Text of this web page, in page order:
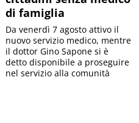
di famiglia
Da venerdì 7 agosto attivo il
nuovo servizio medico, mentre
il dottor Gino Sapone si è
detto disponibile a proseguire
nel servizio alla comunità